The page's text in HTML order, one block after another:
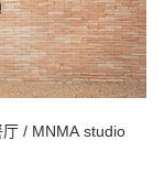
厅 / MNMA studio